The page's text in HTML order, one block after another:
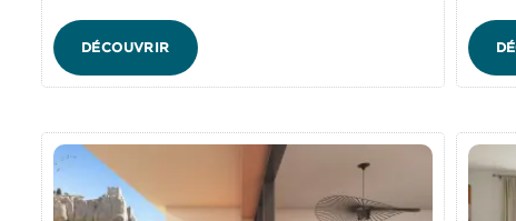
DÉCOUVRIR